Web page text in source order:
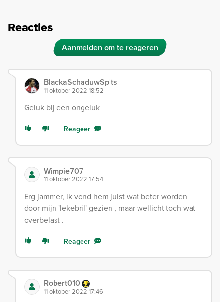
Reacties
Aanmelden om te reageren
BlackaSchaduwSpits
11 oktober 2022 18:52
Geluk bij een ongeluk
Reageer
Wimpie707
11 oktober 2022 17:54
Erg jammer, ik vond hem juist wat beter worden
door mijn 'lekebril' gezien , maar wellicht toch wat
overbelast .
Reageer
Robert010
11 oktober 2022 17:46